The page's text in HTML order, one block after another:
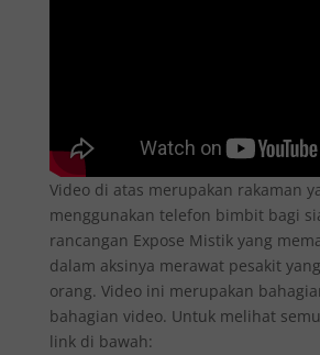
Video di atas merupakan rakaman
menggunakan telefon bimbit bagi
rancangan Expose Mistik yang
dalam aksinya merawat pesakit
orang. Video ini merupakan
bahagian video. Untuk melihat
link di bawah: